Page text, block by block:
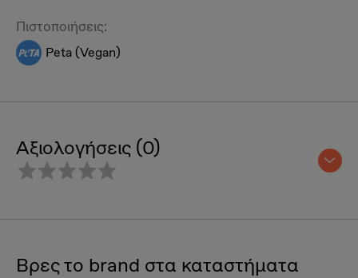
Πιστοποιήσεις:
Peta (Vegan)
Αξιολογήσεις (0)
Βρες το brand στα καταστήματα